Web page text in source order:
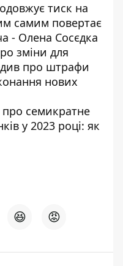
тиск на
самим повертає
- Олена Сосєдка
зміни для
про штрафи
нових
семикратне
у 2023 році: як
😆 😡